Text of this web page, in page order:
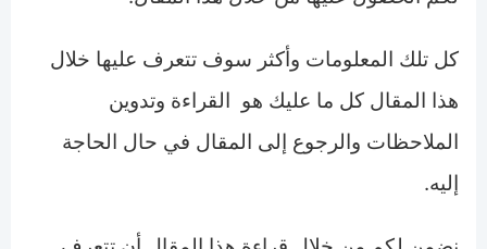
كل تلك المعلومات وأكثر سوف تتعرف عليها خلال
هذا المقال كل ما عليك هو القراءة وتدوين
الملاحظات والرجوع إلى المقال في حال الحاجة
إليه.